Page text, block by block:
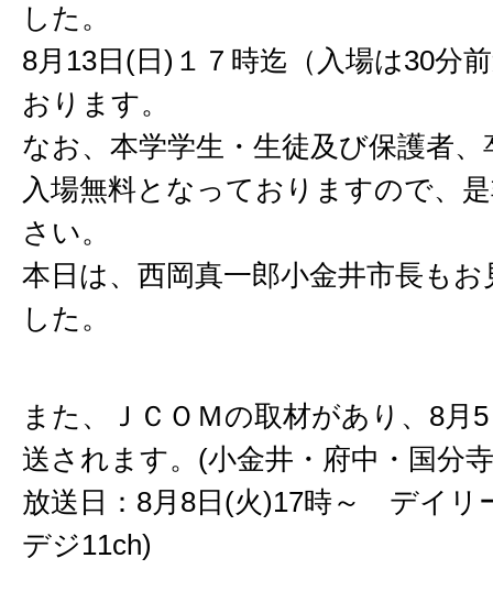
した。
8月13日(日)１７時迄（入場は30分
おります。
なお、本学学生・生徒及び保護者
入場無料となっておりますので、
さい。
本日は、西岡真一郎小金井市長も
した。
また、ＪＣＯＭの取材があり、8月
送されます。(小金井・府中・国分
放送日：8月8日(火)17時～ デイリ
デジ11ch)